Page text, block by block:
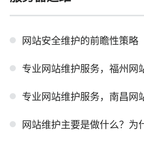
网站安全维护的前瞻性策略
专业网站维护服务，福州网
专业网站维护服务，南昌网
网站维护主要是做什么？为